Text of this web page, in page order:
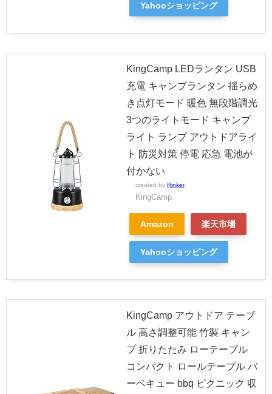
Yahooショッピング
KingCamp LEDランタン USB
充電 キャンプランタン 揺らめ
き点灯モード 暖色 無段階調光
3つのライトモード キャンプ
ライト ランプ アウトドアライ
ト 防災対策 停電 応急 電池が
付かない
created by Rinker
KingCamp
Amazon 楽天市場
Yahooショッピング
KingCamp アウトドア テーブ
ル 高さ調整可能 竹製 キャン
プ 折りたたみ ローテーブル
コンパクト ロールテーブル バ
ーベキュー bbq ピクニック 収